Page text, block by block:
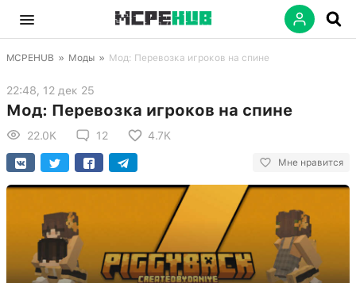
MCPEHUB » Моды » Мод: Перевозка игроков на спине
22:48, 12 дек 25
Мод: Перевозка игроков на спине
22.0K 12 4.7K
Мне нравится